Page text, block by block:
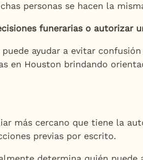
personas se hacen la
funerarias o autorizar
ayudar a evitar
en Houston brindando
más cercano que tiene la
previas por escrito.